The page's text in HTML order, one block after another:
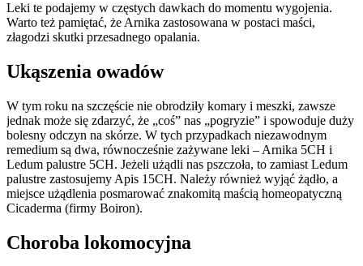
Leki te podajemy w częstych dawkach do momentu wygojenia.
Warto też pamiętać, że Arnika zastosowana w postaci maści,
złagodzi skutki przesadnego opalania.
Ukąszenia owadów
W tym roku na szczęście nie obrodziły komary i meszki, zawsze
jednak może się zdarzyć, że „coś” nas „pogryzie” i spowoduje duży
bolesny odczyn na skórze. W tych przypadkach niezawodnym
remedium są dwa, równocześnie zażywane leki – Arnika 5CH i
Ledum palustre 5CH. Jeżeli użądli nas pszczoła, to zamiast Ledum
palustre zastosujemy Apis 15CH. Należy również wyjąć żądło, a
miejsce użądlenia posmarować znakomitą maścią homeopatyczną
Cicaderma (firmy Boiron).
Choroba lokomocyjna